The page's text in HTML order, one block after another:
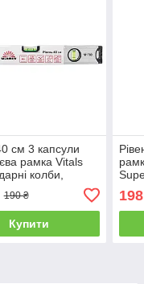
см 3 капсули
рамка Vitals
колби,
190 ₴
Купити
198